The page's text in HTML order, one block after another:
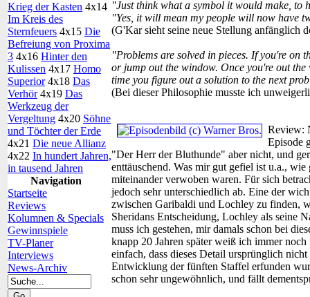
Krieg der Kasten 4x14
Im Kreis des
Sternfeuers 4x15 Die
Befreiung von Proxima
3 4x16 Hinter den
Kulissen 4x17 Homo
Superior4x18 Das
Verhör4x19 Das
Werkzeug der
Vergeltung 4x20 Söhne
und Töchter der Erde
4x21 Die neue Allianz
4x22 In hundert Jahren,
in tausend Jahren
Navigation
Startseite
Reviews
Kolumnen & Specials
Gewinnspiele
TV-Planer
Interviews
News-Archiv
"Just think what a symbol it would make,
"Yes, it will mean my people will now have
(G'Kar sieht seine neue Stellung anfänglich
"Problems are solved in pieces. If you're on
or jump out the window. Once you're out
time you figure out a solution to the next
(Bei dieser Philosophie musste ich
Review:
Episode
"Der Herr der Bluthunde" aber nicht, und
enttäuschend. Was mir gut gefiel ist u.a.,
miteinander verwoben waren. Für sich
jedoch sehr unterschiedlich ab. Eine der
zwischen Garibaldi und Lochley zu finden,
Sheridans Entscheidung, Lochley als seine
muss ich gestehen, mir damals schon bei
knapp 20 Jahren später weiß ich immer
einfach, dass dieses Detail ursprünglich
Entwicklung der fünften Staffel erfunden
schon sehr ungewöhnlich, und fällt